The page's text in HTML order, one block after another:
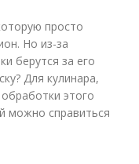
просто
Но из-за
берутся за его
Для кулинара,
этого
можно справиться